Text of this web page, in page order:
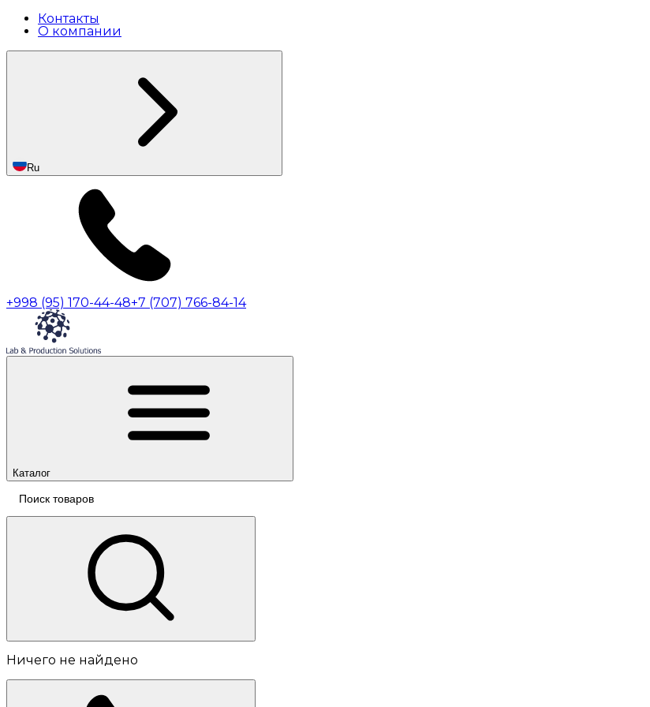
Контакты
О компании
Ru
+998 (95) 170-44-48+7 (707) 766-84-14
Каталог
Ничего не найдено